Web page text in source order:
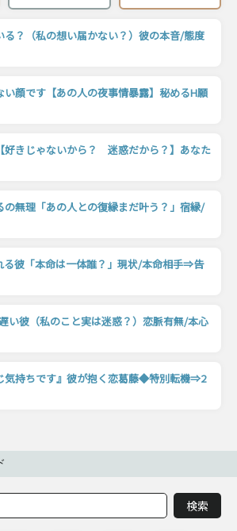
る？（私の想い届かない？）彼の本音/態度
い顔です【あの人の夜事情暴露】秘めるH願
好きじゃないから？ 迷惑だから？】あなた
無理「あの人との復縁まだ叶う？」宿縁/
る彼「本命は一体誰？」現状/本命相手⇒告
い彼（私のこと実は迷惑？）恋脈有無/本心
気持ちです』彼が抱く恋葛藤◆特別転機⇒2